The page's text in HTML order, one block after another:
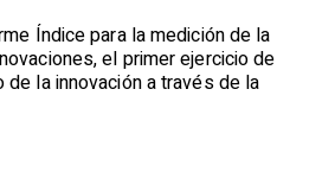
Índice para la medición de la
el primer ejercicio de
la innovación a través de la